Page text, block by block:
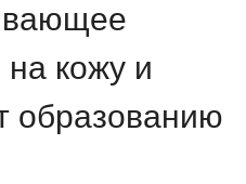
на кожу и
образованию